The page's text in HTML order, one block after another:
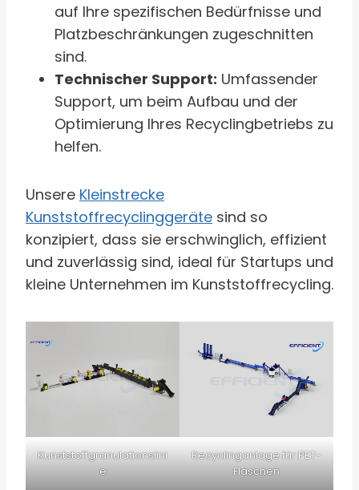
auf Ihre spezifischen Bedürfnisse und
Platzbeschränkungen zugeschnitten
sind.
Technischer Support: Umfassender
Support, um beim Aufbau und der
Optimierung Ihres Recyclingbetriebs zu
helfen.
Unsere Kleinstrecke
Kunststoffrecyclinggeräte sind so
konzipiert, dass sie erschwinglich, effizient
und zuverlässig sind, ideal für Startups und
kleine Unternehmen im Kunststoffrecycling.
Kunststoffgranulationslini
e
Recyclinganlage für PET-
Flaschen